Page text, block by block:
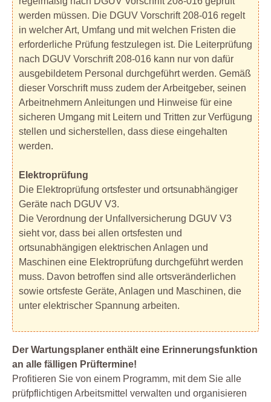
werden müssen. Die DGUV Vorschrift 208-016 regelt
in welcher Art, Umfang und mit welchen Fristen die
erforderliche Prüfung festzulegen ist. Die Leiterprüfung
nach DGUV Vorschrift 208-016 kann nur von dafür
ausgebildetem Personal durchgeführt werden. Gemäß
dieser Vorschrift muss zudem der Arbeitgeber, seinen
Arbeitnehmern Anleitungen und Hinweise für eine
sicheren Umgang mit Leitern und Tritten zur Verfügung
stellen und sicherstellen, dass diese eingehalten
werden.
Elektroprüfung
Die Elektroprüfung ortsfester und ortsunabhängiger
Geräte nach DGUV V3.
Die Verordnung der Unfallversicherung DGUV V3
sieht vor, dass bei allen ortsfesten und
ortsunabhängigen elektrischen Anlagen und
Maschinen eine Elektroprüfung durchgeführt werden
muss. Davon betroffen sind alle ortsveränderlichen
sowie ortsfeste Geräte, Anlagen und Maschinen, die
unter elektrischer Spannung arbeiten.
Der Wartungsplaner enthält eine Erinnerungsfunktion
an alle fälligen Prüftermine!
Profitieren Sie von einem Programm, mit dem Sie alle
prüfpflichtigen Arbeitsmittel verwalten und organisieren